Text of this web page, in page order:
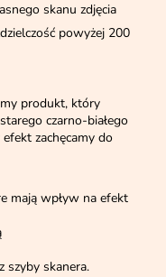
skanu zdjęcia
powyżej 200
produkt, który
czarno-białego
efekt zachęcamy do
mają wpływ na efekt
szyby skanera.